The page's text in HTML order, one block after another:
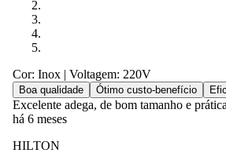
Cor: Inox | Voltagem: 220V
Boa qualidade Ótimo custo-benefício
Excelente adega, de bom tamanho e
há 6 meses
HILTON